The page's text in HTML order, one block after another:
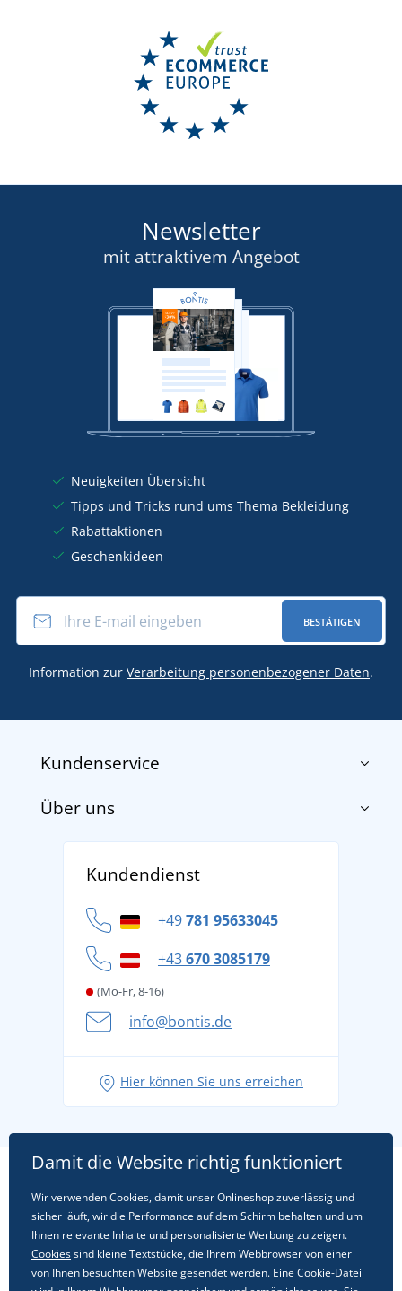
7,97 €
Newsletter
mit attraktivem Angebot
Neuigkeiten Übersicht
Tipps und Tricks rund ums Thema Bekleidung
Rabattaktionen
Geschenkideen
BESTÄTIGEN
Information zur Verarbeitung personenbezogener Daten.
Kundenservice
Impressum
Versand und Zahlung
Datenschutz
Cookie-Richtlinie
Über uns
Für Unternehmen und Organisationen
Kundendienst
+49781 95633045
+43670 3085179
(Mo-Fr, 8-16)
info@bontis.de
Hier können Sie uns erreichen
Damit die Website richtig funktioniert
Wir verwenden Cookies, damit unser Onlineshop zuverlässig und
sicher läuft, wir die Performance auf dem Schirm behalten und um
Ihnen relevante Inhalte und personalisierte Werbung zu zeigen.
Cookiessind kleine Textstücke, die Ihrem Webbrowser von einer
von Ihnen besuchten Website gesendet werden. Eine Cookie-Datei